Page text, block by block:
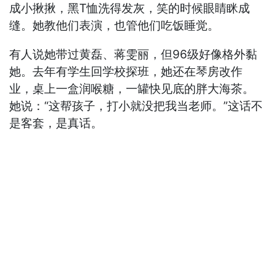
成小揪揪，黑T恤洗得发灰，笑的时候眼睛眯成
缝。她教他们表演，也管他们吃饭睡觉。
有人说她带过黄磊、蒋雯丽，但96级好像格外黏
她。去年有学生回学校探班，她还在琴房改作
业，桌上一盒润喉糖，一罐快见底的胖大海茶。
她说：“这帮孩子，打小就没把我当老师。”这话不
是客套，是真话。